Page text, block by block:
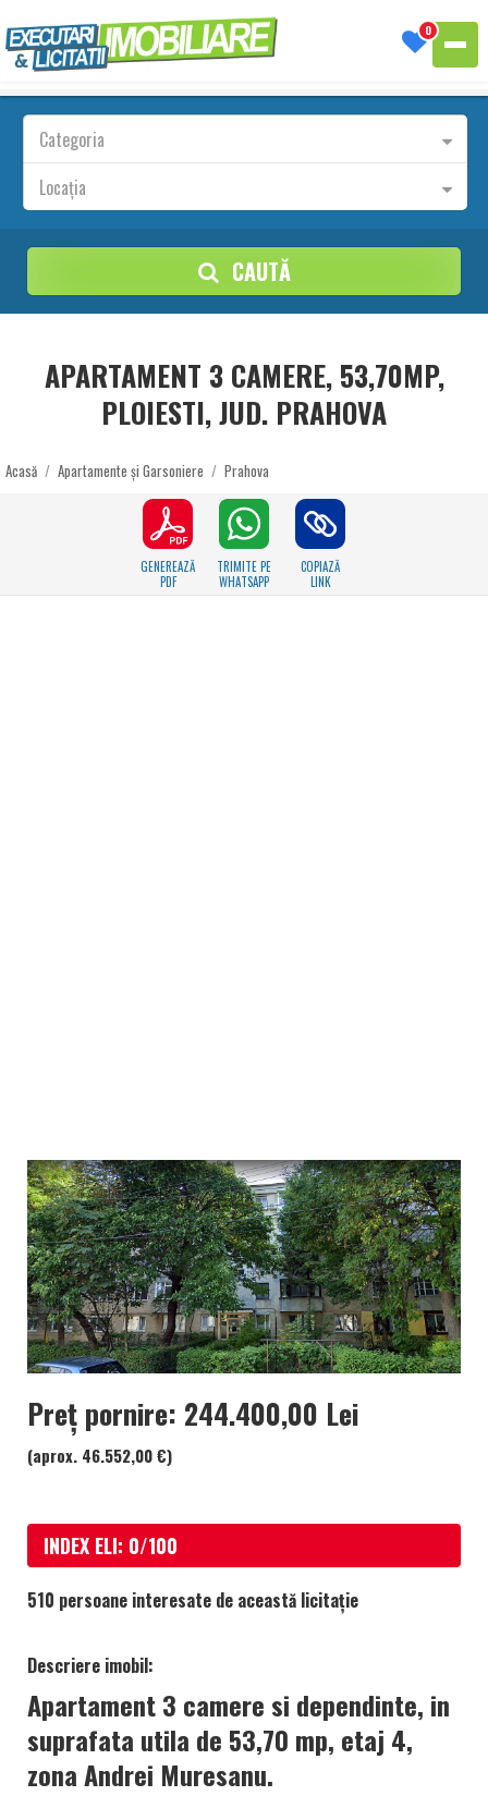
0
Categoria
Locația
CAUTĂ
APARTAMENT 3 CAMERE, 53,70MP,
PLOIESTI, JUD. PRAHOVA
Acasă / Apartamente și Garsoniere / Prahova
GENEREAZĂ
PDF
TRIMITE PE
WHATSAPP
COPIAZĂ
LINK
Preț pornire: 244.400,00 Lei
(aprox. 46.552,00 €)
INDEX ELI: 0/100
510 persoane interesate de această licitație
Descriere imobil:
Apartament 3 camere si dependinte, in
suprafata utila de 53,70 mp, etaj 4,
zona Andrei Muresanu.